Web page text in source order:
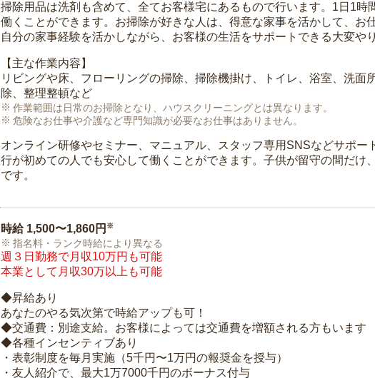
掃除用品は洗剤も含めて、全てお客様宅にあるもので行います。1日1時
働くことができます。お掃除が好きな人は、得意な家事を活かして、お
自分の家事経験を活かしながら、お客様の生活をサポートできる大変や
【主な作業内容】
リビングや床、フローリングの掃除、掃除機掛け、トイレ、浴室、洗面
除、整理整頓など
作業範囲は日常のお掃除となり、ハウスクリーニングとは異なります。
危険なお仕事や介護など専門知識が必要なお仕事はありません。
オンライン研修やセミナー、マニュアル、スタッフ専用SNSなどサポー
行が初めての人でも安心して働くことができます。子供が留守の間だけ
です。
時給 1,500〜1,860円 ※
指名料・ランク時給により異なる
週３日勤務で月収10万円も可能
本業として月収30万以上も可能
◆昇給あり
あなたのやる気次第で時給アップも可！
◆交通費：別途支給。お客様によっては交通費を増額される方もいます
◆各種インセンティブあり
・表彰制度を毎月実施（5千円〜1万円の報奨金を授与）
・友人紹介で、最大1万7000千円のボーナス付与